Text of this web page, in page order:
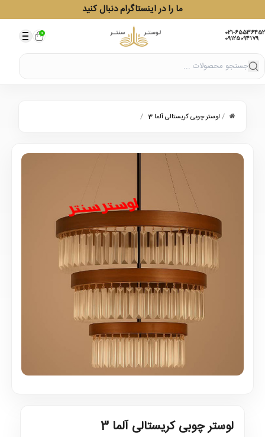
ما را در اینستاگرام دنبال کنید
021-65536452
09125094179
0
/ لوستر چوبی کریستالی آلما 3 /
لوستر چوبی کریستالی آلما 3